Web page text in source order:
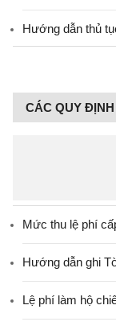
Hướng dẫn thủ
CÁC QUY
Mức thu lệ phí
Hướng dẫn ghi
Lệ phí làm hộ